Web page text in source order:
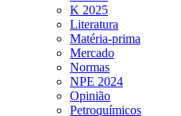
K 2025
Literatura
Matéria-prima
Mercado
Normas
NPE 2024
Opinião
Petroquímicos